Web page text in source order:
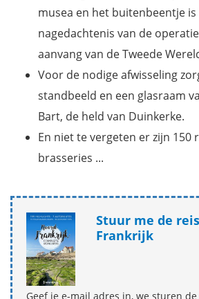
musea en het buitenbeentje
nagedachtenis van de
aanvang van de Tweede
Voor de nodige afwisseling
standbeeld en een glasraam
Bart, de held van Duinkerke.
En niet te vergeten er zijn 150
brasseries ...
Stuur me de
Frankrijk
Geef je e-mail adres in, we sturen